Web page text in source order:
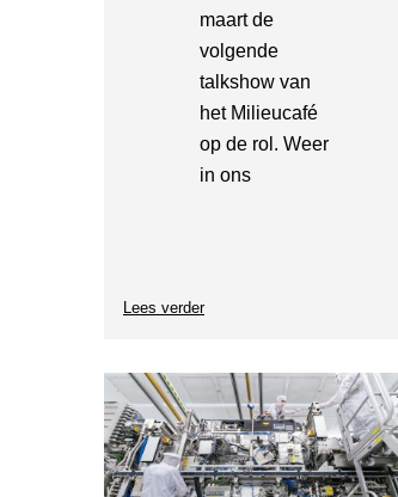
maart de
volgende
talkshow van
het Milieucafé
op de rol. Weer
in ons
Lees verderover